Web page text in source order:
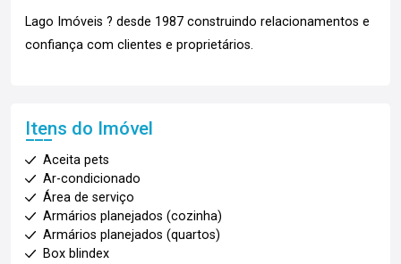
Lago Imóveis ? desde 1987 construindo relacionamentos e
confiança com clientes e proprietários.
Itens do Imóvel
Aceita pets
Ar-condicionado
Área de serviço
Armários planejados (cozinha)
Armários planejados (quartos)
Box blindex